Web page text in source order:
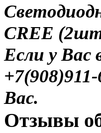
CREE
Если у Вас
Вас.
Отзывы